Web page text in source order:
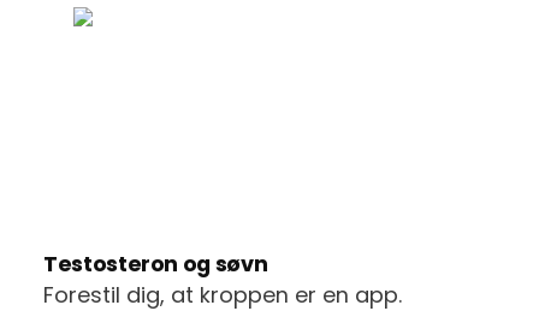
Testosteron og søvn
Forestil dig, at kroppen er en app.